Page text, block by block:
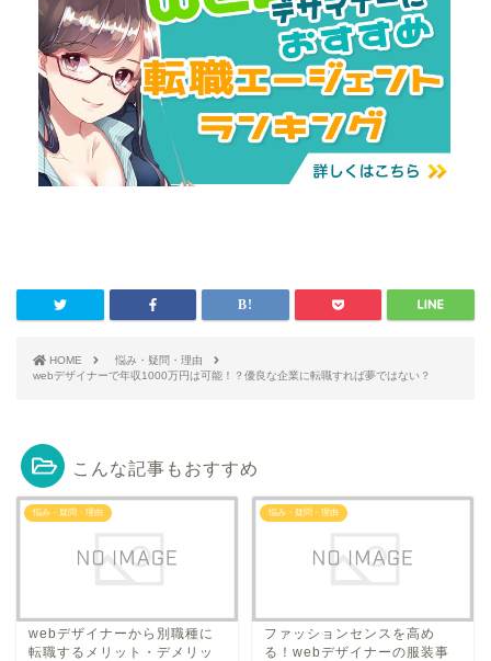
HOME
悩み・疑問・理由
webデザイナーで年収1000万円は可能！？優良な企業に転職すれば夢ではない？
こんな記事もおすすめ
悩み・疑問・理由
webデザイナーから別職種に
転職するメリット・デメリッ
悩み・疑問・理由
ファッションセンスを高め
る！webデザイナーの服装事